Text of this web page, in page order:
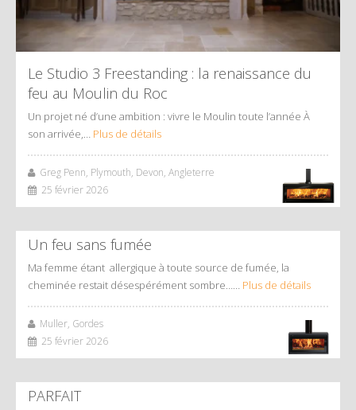
Le Studio 3 Freestanding : la renaissance du
feu au Moulin du Roc
Un projet né d’une ambition : vivre le Moulin toute l’année À
son arrivée,… Plus de détails
Greg Penn, Plymouth, Devon, Angleterre
25 février 2026
Un feu sans fumée
Ma femme étant allergique à toute source de fumée, la
cheminée restait désespérément sombre…… Plus de détails
Muller, Gordes
25 février 2026
PARFAIT